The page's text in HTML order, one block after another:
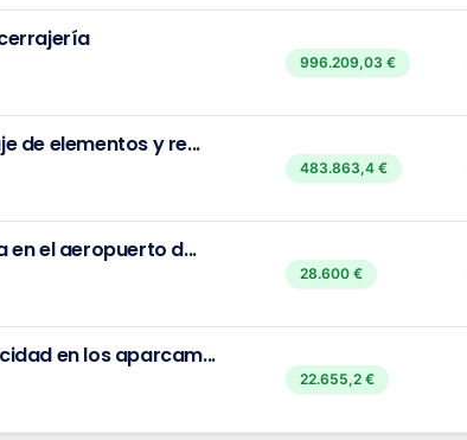
996.209,03 €
de elementos y re...
483.863,4 €
el aeropuerto d...
28.600 €
en los aparcam...
22.655,2 €